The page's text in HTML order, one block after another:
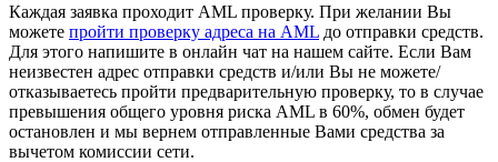
Каждая заявка проходит AML проверку. При желании Вы
можете пройти проверку адреса на AML до отправки средств.
Для этого напишите в онлайн чат на нашем сайте. Если Вам
неизвестен адрес отправки средств и/или Вы не можете/
отказываетесь пройти предварительную проверку, то в случае
превышения общего уровня риска AML в 60%, обмен будет
остановлен и мы вернем отправленные Вами средства за
вычетом комиссии сети.